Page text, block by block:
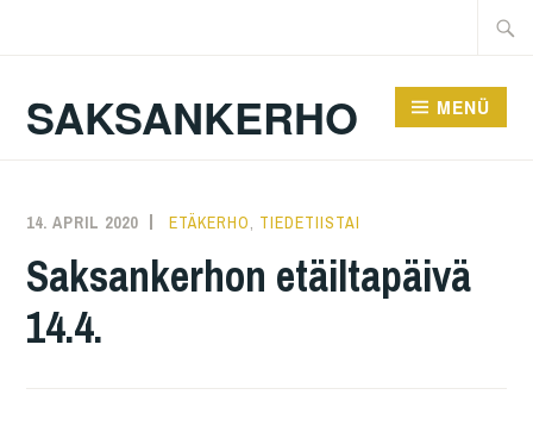
Suche
SAKSANKERHO MENÜ
14. APRIL 2020 KAREN
ETÄKERHO TIEDETIISTAI
Saksankerhon etäiltapäivä
14.4.